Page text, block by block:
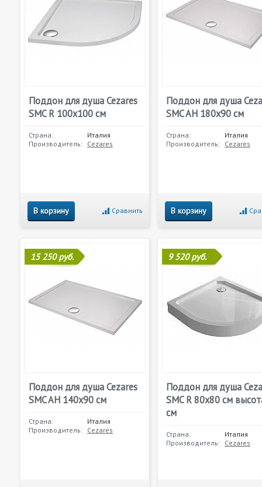
Поддон для душа Cezares
SMC R 100x100 см
Страна:
Италия
Производитель: Cezares
В корзину Сравнить
Поддон для душа
SMC AH 180x90 см
Страна:
Италия
Производитель: Cezares
В корзину
15 250 руб.
Поддон для душа Cezares
SMC AH 140x90 см
Страна:
Италия
Производитель: Cezares
9 520 руб.
Поддон для душа
SMC R 80x80 см
см
Страна:
Италия
Производитель: Cezares